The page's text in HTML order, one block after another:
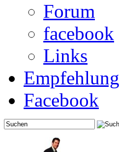
Forum
facebook
Links
Empfehlung
Facebook